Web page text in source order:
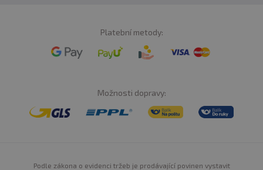
Platební metody:
Možnosti dopravy:
Podle zákona o evidenci tržeb je prodávající povinen vystavit